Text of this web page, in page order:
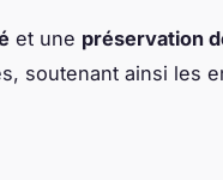
et une préservation
soutenant ainsi les